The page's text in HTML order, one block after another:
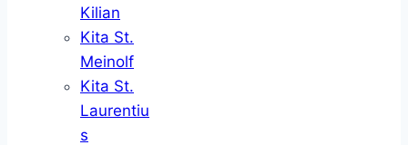
Kilian
Kita St.
Meinolf
Kita St.
Laurentiu
s